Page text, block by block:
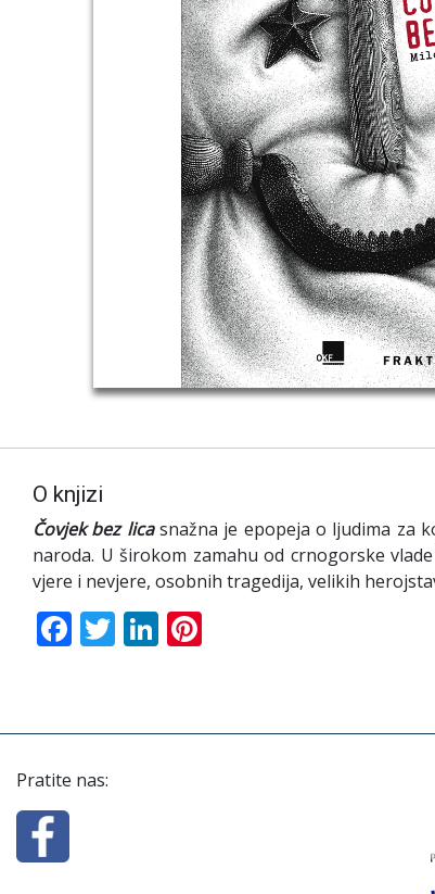
O knjizi
Čovjek bez licasnažna je epopeja o ljudima za
naroda. U širokom zamahu od crnogorske
vjere i nevjere, osobnih tragedija, velikih
Facebook
TwitterLinkedIn
Pratite nas: